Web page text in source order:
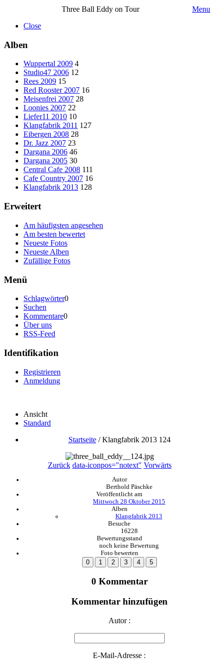
Three Ball Eddy on Tour
Menu
Close
Alben
Wuppertal 2009 4
Studio47 2006 12
Rees 2009 15
Red Rooster 2007 16
Meisenfrei 2007 28
Loonies 2007 22
Liefer11 2010 10
Klangfabrik 2011 127
Eibergen 2008 28
Dr. Jazz 2007 23
Dargana 2006 46
Dargana 2005 30
Central Cafe 2008 111
Cafe Country 2007 16
Klangfabrik 2013 128
Erweitert
Am häufigsten angesehen
Am besten bewertet
Neueste Fotos
Neueste Alben
Zufällige Fotos
Menü
Schlagwörter0
Suchen
Kommentare0
Über uns
RSS-Feed
Identifikation
Registrieren
Anmeldung
Ansicht
Standard
Startseite/Klangfabrik 2013 124
Zurück data-iconpos="notext" Vorwärts
Autor
Berthold Päschke
Veröffentlicht am
Mittwoch 28 Oktober 2015
Alben
Klangfabrik 2013
Besuche
16228
Bewertungsstand
noch keine Bewertung
Foto bewerten
0 Kommentar
Kommentar hinzufügen
Autor :
E-Mail-Adresse :